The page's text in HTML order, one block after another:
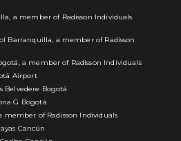
a member of Radisson Individuals
Barranquilla, a member of Radisson
a member of Radisson Individuals
Airport
Belvedere Bogotá
G Bogotá
member of Radisson Individuals
Cancún